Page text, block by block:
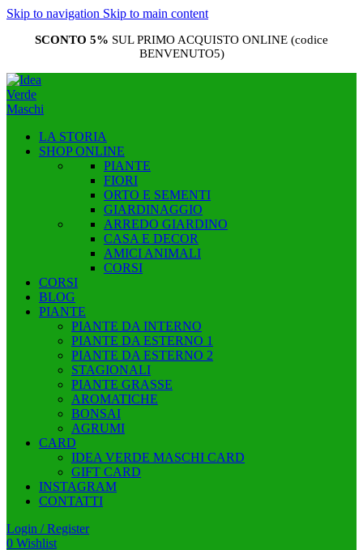
Skip to navigation Skip to main content
SCONTO 5% SUL PRIMO ACQUISTO ONLINE (codice
BENVENUTO5)
LA STORIA
SHOP ONLINE
PIANTE
FIORI
ORTO E SEMENTI
GIARDINAGGIO
ARREDO GIARDINO
CASA E DECOR
AMICI ANIMALI
CORSI
CORSI
BLOG
PIANTE
PIANTE DA INTERNO
PIANTE DA ESTERNO 1
PIANTE DA ESTERNO 2
STAGIONALI
PIANTE GRASSE
AROMATICHE
BONSAI
AGRUMI
CARD
IDEA VERDE MASCHI CARD
GIFT CARD
INSTAGRAM
CONTATTI
Login / Register
0 Wishlist